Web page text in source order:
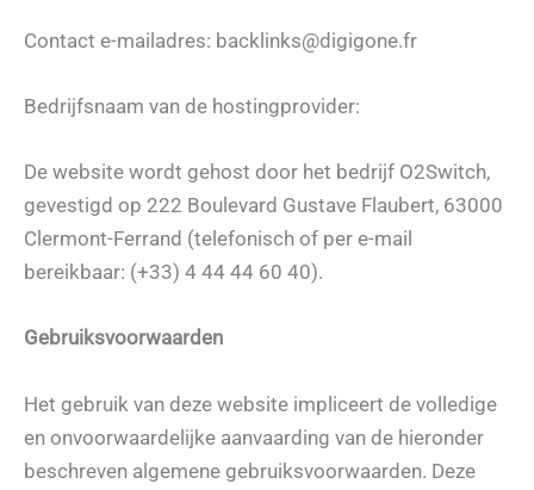
Contact e-mailadres: backlinks@digigone.fr
Bedrijfsnaam van de hostingprovider:
De website wordt gehost door het bedrijf O2Switch,
gevestigd op 222 Boulevard Gustave Flaubert, 63000
Clermont-Ferrand (telefonisch of per e-mail
bereikbaar: (+33) 4 44 44 60 40).
Gebruiksvoorwaarden
Het gebruik van deze website impliceert de volledige
en onvoorwaardelijke aanvaarding van de hieronder
beschreven algemene gebruiksvoorwaarden. Deze